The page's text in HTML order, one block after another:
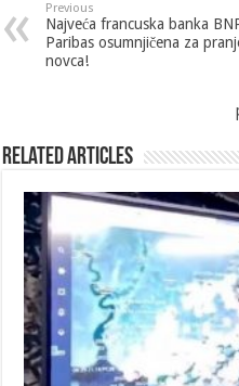
Previous
Najveća francuska banka
Paribas osumnjičena za
novca!
Related Articles